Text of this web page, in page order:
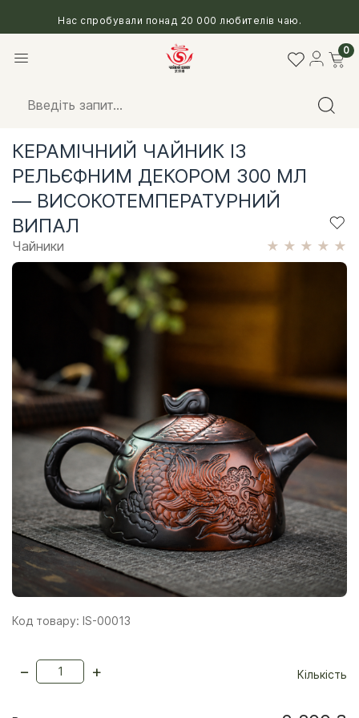
Нас спробували понад 20 000 любителів чаю.
0
КЕРАМІЧНИЙ ЧАЙНИК ІЗ
РЕЛЬЄФНИМ ДЕКОРОМ 300 МЛ
— ВИСОКОТЕМПЕРАТУРНИЙ
ВИПАЛ
Чайники ★ ★ ★ ★ ★
Код товару: IS-00013
Кількість
− +